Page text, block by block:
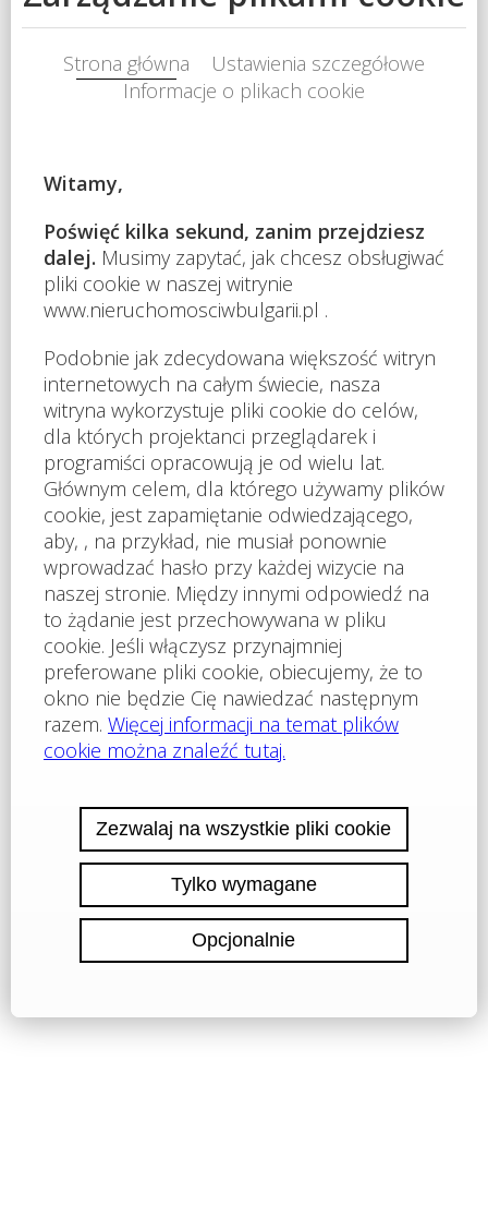
na ulicę:
Opis
4-pokojowe mieszkanie w pierwszej linii od morza Święty
Włas. • Typ nieruchomości: 4-pokojowe • Rozkład:
przedpokój, pokój dzienny z aneksem kuchennym, 3
sypialnie, łazienka z WC, balkon • Rozmiar: 195 m2 •
Widok: ogród i basen, widok na morze • Odległość do
plaży: 10 metrów • Parking: tak, w garażu podziemnym,
na terenie kompleksu, na ulicy • Opłata za utrzymanie
części wspólnych: 14 euro/m2/rok • Możliwość rozłożenia
tej nieruchomości na raty do 7 lat: tak • Minimalna
wymagana wpłata zaliczki: 20% • Opłata rezerwacyjna:
2000 euro • Możliwość rocznego zwrotu z inwestycji: tak
• Kompleks oferuje ponadto: recepcja; baseny, w tym
basen dla dzieci; restaurację z kuchnią
bułgarską/europejską; sklepy spożywcze i akcesoria
dzieci; parking bezpłatny i niestrzeżony; parking
strzeżony.